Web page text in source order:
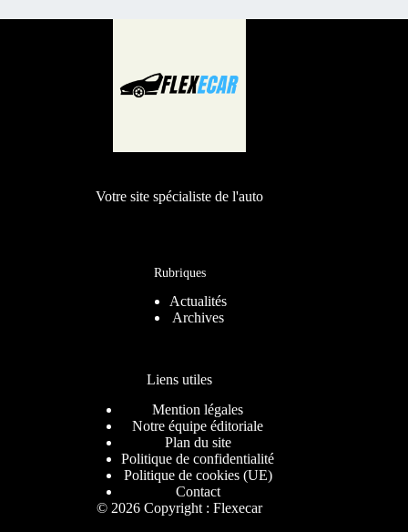
Votre site spécialiste de l'auto
Rubriques
Actualités
Archives
Liens utiles
Mention légales
Notre équipe éditoriale
Plan du site
Politique de confidentialité
Politique de cookies (UE)
Contact
© 2026 Copyright : Flexecar